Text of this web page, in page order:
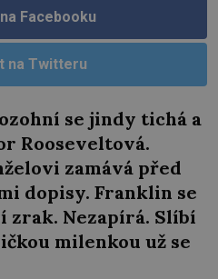
Facebooku
na Twitteru
se jindy tichá a
Rooseveltová.
zamává před
dopisy. Franklin se
zrak. Nezapírá. Slíbí
milenkou už se